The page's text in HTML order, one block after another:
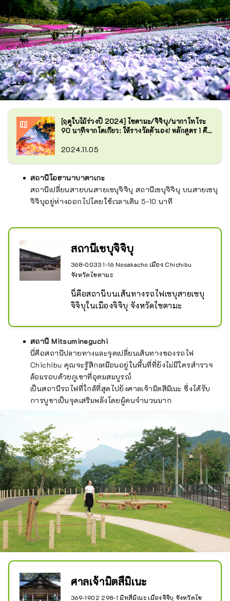
[ฤดูใบไม้ร่วงปี 2024] ไซตามะ/จิจิบุ/นากาโทโระ
90 นาทีจากโตเกียว: ให้รางวัลตัวเอง! หลักสูตร 1 คืน
2024.11.05
สถานีโอฮานาบาตาเกะ
สถานีเปลี่ยนสายบนสายเซบุจิจิบุ สถานีเซบุจิจิบุ บนสายเซบุ
จิจิบุอยู่ห่างออกไปโดยใช้เวลาเดิน 5-10 นาที
สถานีเซบุจิจิบุ
368-0033 1-16 Nosakacho เมือง Chichibu
จังหวัดไซตามะ
นี่คือสถานีบนเส้นทางรถไฟเซบุสายเซบุ
จิจิบุในเมืองจิจิบุ จังหวัดไซตามะ
สถานี Mitsumineguchi
นี่คือสถานีปลายทางและจุดเปลี่ยนเส้นทางของรถไฟ
Chichibu คุณจะรู้สึกเหมือนอยู่ในพื้นที่ที่ยังไม่มีใครสำรวจ
ล้อมรอบด้วยภูเขาที่อุดมสมบูรณ์
เป็นสถานีรถไฟที่ใกล้ที่สุดไปยังศาลเจ้ามิตสึมิเนะ ซึ่งได้รับ
การบูชาเป็นจุดเสริมพลังโดยผู้คนจำนวนมาก
ศาลเจ้ามิตสึมิเนะ
369-1902 298-1 มิทสึมิเนะ เมืองจิจิบุ จังหวัดไซ